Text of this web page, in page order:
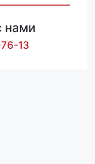
нами
13